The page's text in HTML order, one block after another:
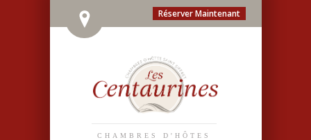
Réserver Maintenant
CHAMBRES D'HÔTES